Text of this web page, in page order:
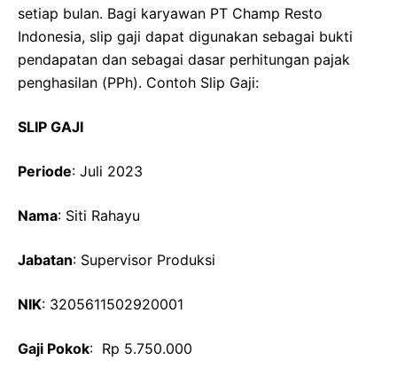
setiap bulan. Bagi karyawan PT Champ Resto
Indonesia, slip gaji dapat digunakan sebagai bukti
pendapatan dan sebagai dasar perhitungan pajak
penghasilan (PPh). Contoh Slip Gaji:
SLIP GAJI
Periode: Juli 2023
Nama: Siti Rahayu
Jabatan: Supervisor Produksi
NIK: 3205611502920001
Gaji Pokok: Rp 5.750.000